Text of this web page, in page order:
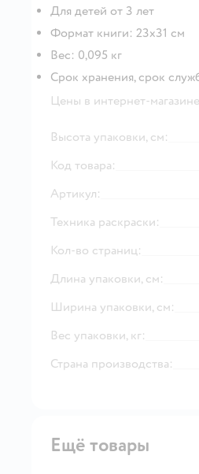
Для детей от 3 лет
Формат книги: 23х31 см
Вес: 0,095 кг
Срок хранения, срок
Цены в интернет-
Высота упаковки, см:
Код товара:
Артикул:
Техника раскраски:
Кол-во страниц:
Длина упаковки, см:
Ширина упаковки, см:
Вес упаковки, кг:
Страна производства:
Ещё товары